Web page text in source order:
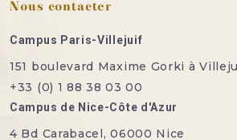
Nous contacter
Campus Paris-Villejuif
151 boulevard Maxime Gorki à
+33 (0) 1 88 38 03 00
Campus de Nice-Côte d'Azur
4 Bd Carabacel, 06000 Nice